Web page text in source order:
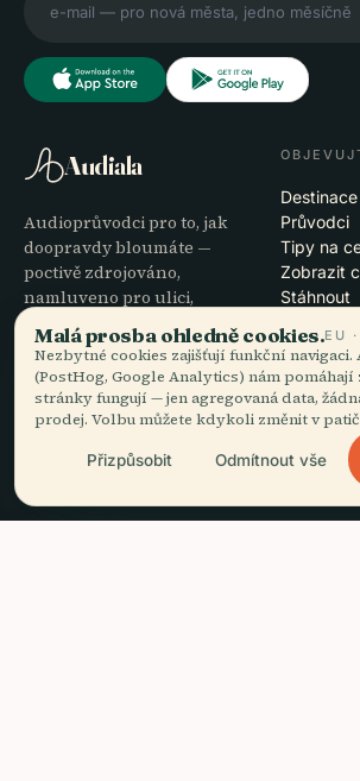
Audiala
Audioprůvodci pro to, jak
doopravdy bloumáte —
poctivě zdrojováno,
namluveno pro ulici,
staženo na jeden zátah.
Destinace
Průvodci
Tipy na
Zobrazit
Stáhnout
SPOLEČNOST
O nás
Podpora
Řešení
Kontakt
Staňte
Malá prosba ohledně cookies.EU
Nezbytné cookies zajišťují funkční navigaci.
(PostHog, Google Analytics) nám pomáhají
stránky fungují — jen agregovaná data,
prodej. Volbu můžete kdykoli změnit v
Přizpůsobit Odmítnout vše